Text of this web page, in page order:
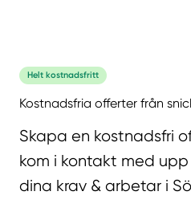
Helt kostnadsfritt
Kostnadsfria offerter från
Skapa en kostnadsfri
kom i kontakt med
dina krav & arbetar i